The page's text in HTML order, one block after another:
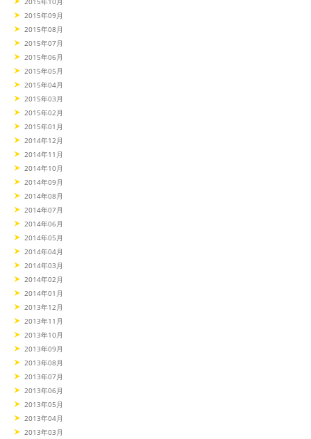
2015年09月
2015年08月
2015年07月
2015年06月
2015年05月
2015年04月
2015年03月
2015年02月
2015年01月
2014年12月
2014年11月
2014年10月
2014年09月
2014年08月
2014年07月
2014年06月
2014年05月
2014年04月
2014年03月
2014年02月
2014年01月
2013年12月
2013年11月
2013年10月
2013年09月
2013年08月
2013年07月
2013年06月
2013年05月
2013年04月
2013年03月